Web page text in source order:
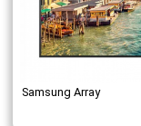
Samsung Array